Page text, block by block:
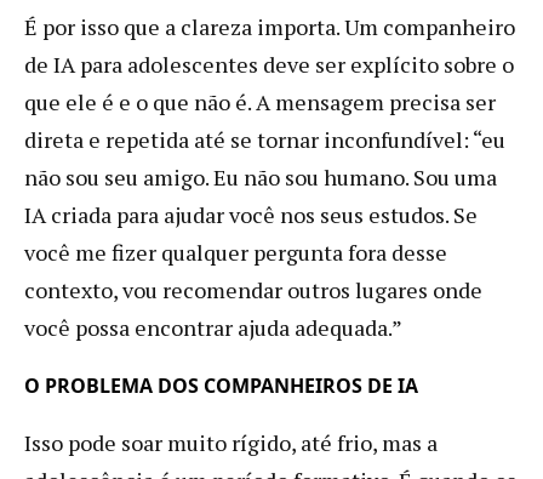
É por isso que a clareza importa. Um companheiro
de IA para adolescentes deve ser explícito sobre o
que ele é e o que não é. A mensagem precisa ser
direta e repetida até se tornar inconfundível: “eu
não sou seu amigo. Eu não sou humano. Sou uma
IA criada para ajudar você nos seus estudos. Se
você me fizer qualquer pergunta fora desse
contexto, vou recomendar outros lugares onde
você possa encontrar ajuda adequada.”
O PROBLEMA DOS COMPANHEIROS DE IA
Isso pode soar muito rígido, até frio, mas a